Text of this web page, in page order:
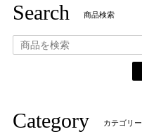
Search 商品検索
Category カテゴリー